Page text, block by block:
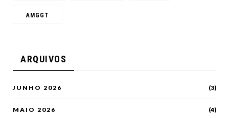
AMGGT
ARQUIVOS
JUNHO 2026 (3)
MAIO 2026 (4)